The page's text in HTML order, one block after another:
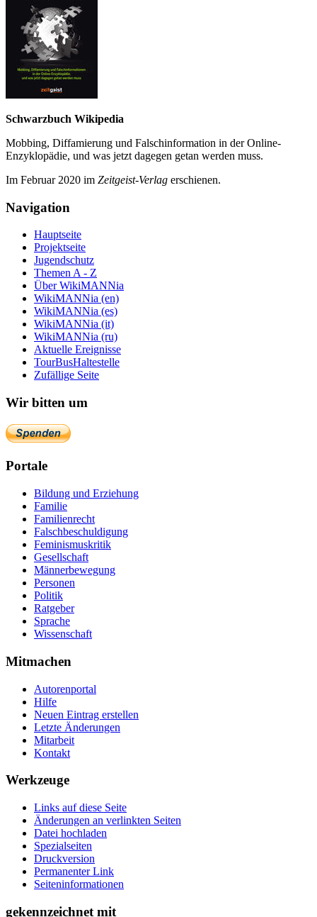
Schwarzbuch Wikipedia
Mobbing, Diffamierung und Falsch­information in der Online-
Enzyklo­pädie, und was jetzt da­gegen getan werden muss.
Im Februar 2020 im Zeit­geist-Verlag erschienen.
Navigation
Hauptseite
Projektseite
Jugendschutz
Themen A - Z
Über WikiMANNia
WikiMANNia (en)
WikiMANNia (es)
WikiMANNia (it)
WikiMANNia (ru)
Aktuelle Ereignisse
TourBusHaltestelle
Zufällige Seite
Wir bitten um
Portale
Bildung und Erziehung
Familie
Familienrecht
Falschbeschuldigung
Feminismuskritik
Gesellschaft
Männerbewegung
Personen
Politik
Ratgeber
Sprache
Wissenschaft
Mitmachen
Autorenportal
Hilfe
Neuen Eintrag erstellen
Letzte Änderungen
Mitarbeit
Kontakt
Werkzeuge
Links auf diese Seite
Änderungen an verlinkten Seiten
Datei hochladen
Spezialseiten
Druckversion
Permanenter Link
Seiten­­informationen
gekennzeichnet mit